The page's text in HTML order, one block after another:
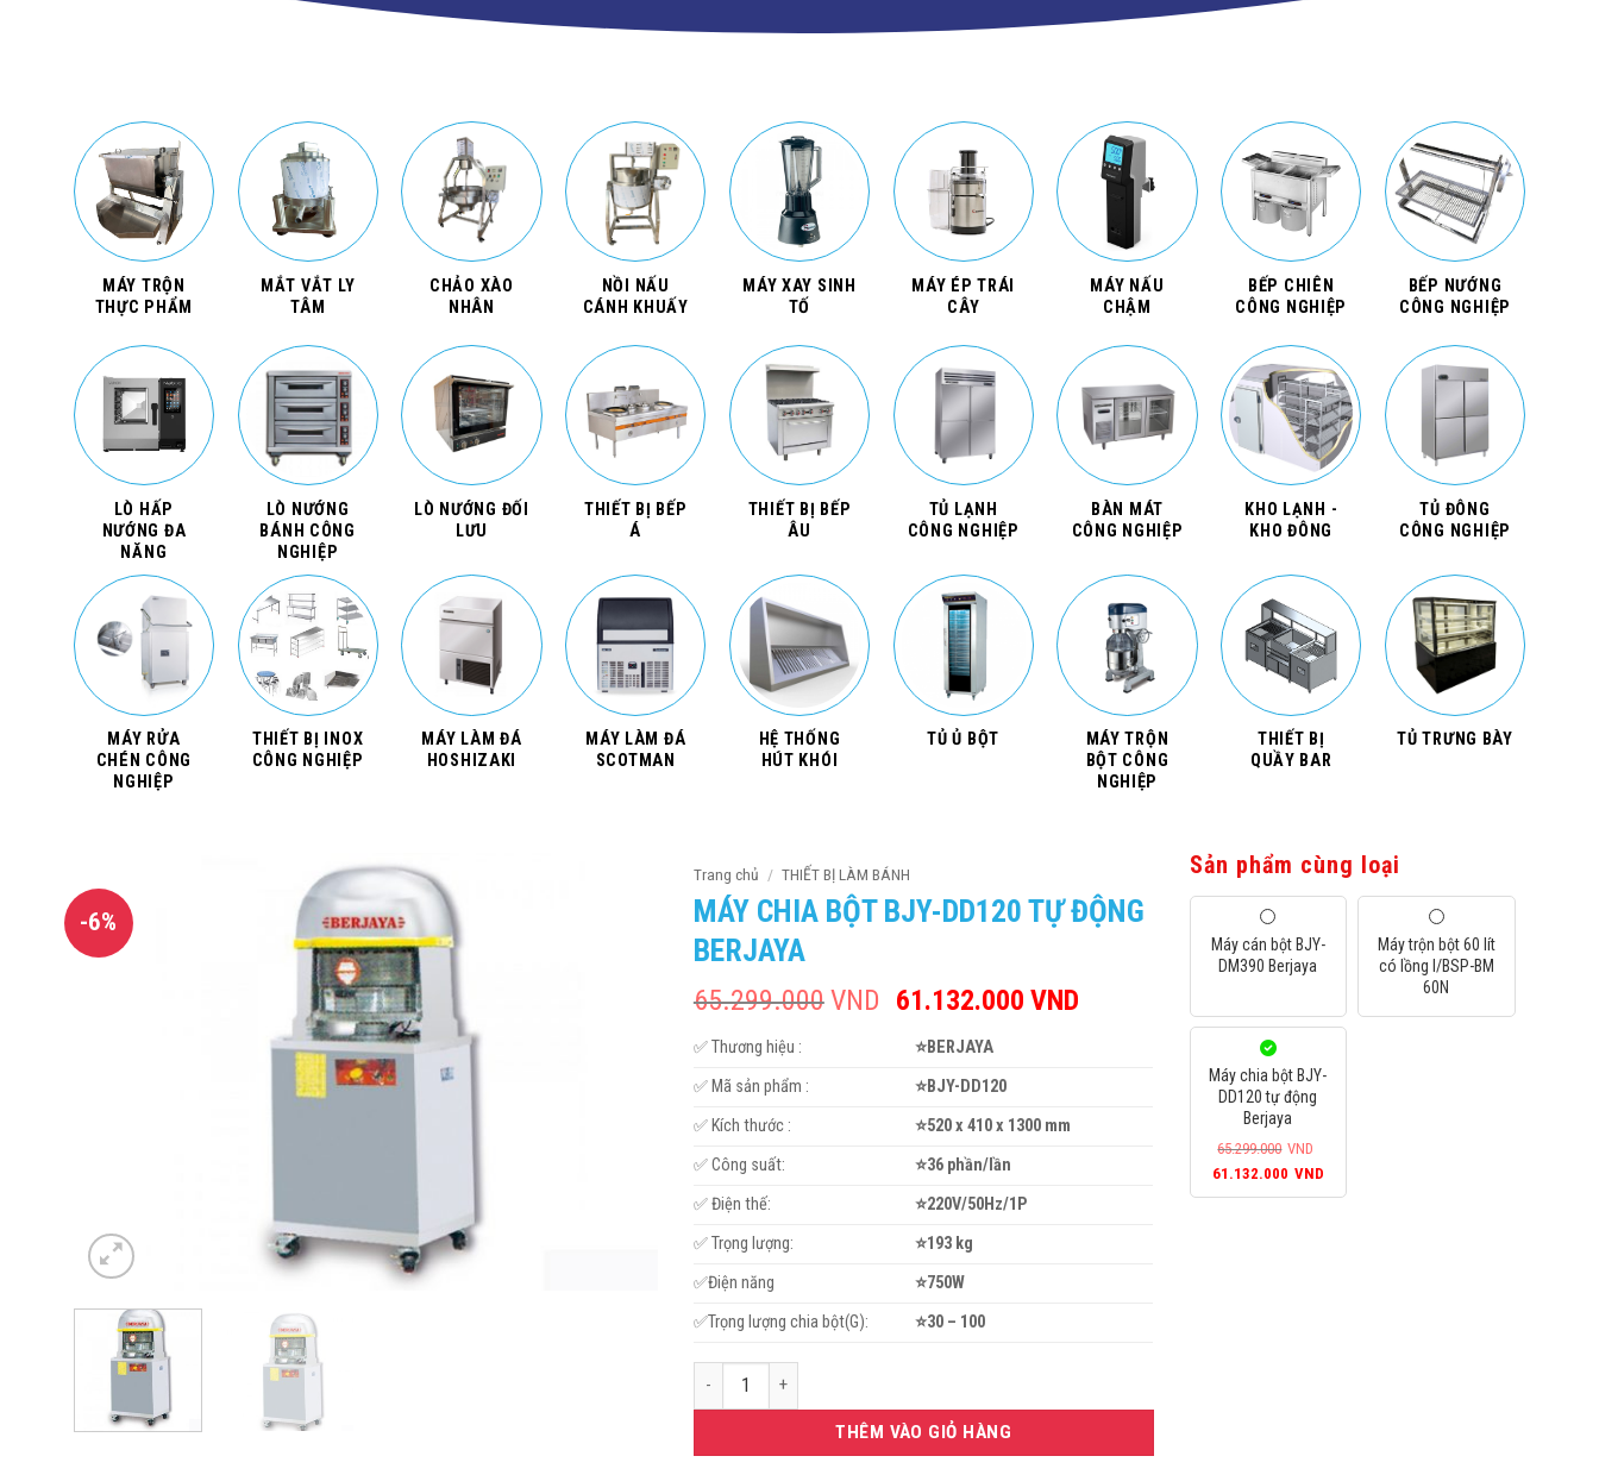
MÁY TRỘN
THỰC PHẨM
MẮT VẮT LY
TÂM
CHẢO XÀO
NHÂN
NỒI NẤU
CÁNH KHUẤY
MÁY XAY SINH
TỐ
MÁY ÉP TRÁI
CÂY
MÁY NẤU
CHẬM
BẾP CHIÊN
CÔNG NGHIỆP
BẾP NƯỚNG
CÔNG NGHIỆP
LÒ HẤP
NƯỚNG ĐA
NĂNG
LÒ NƯỚNG
BÁNH CÔNG
NGHIỆP
LÒ NƯỚNG ĐỐI
LƯU
THIẾT BỊ BẾP
Á
THIẾT BỊ BẾP
ÂU
TỦ LẠNH
CÔNG NGHIỆP
BÀN MÁT
CÔNG NGHIỆP
KHO LẠNH -
KHO ĐÔNG
TỦ ĐÔNG
CÔNG NGHIỆP
MÁY RỬA
CHÉN CÔNG
NGHIỆP
THIẾT BỊ INOX
CÔNG NGHIỆP
MÁY LÀM ĐÁ
HOSHIZAKI
MÁY LÀM ĐÁ
SCOTMAN
HỆ THỐNG
HÚT KHÓI
TỦ Ủ BỘT
MÁY TRỘN
BỘT CÔNG
NGHIỆP
THIẾT BỊ
QUẦY BAR
TỦ TRƯNG BÀY
-6%
Trang chủ / THIẾT BỊ LÀM BÁNH
MÁY CHIA BỘT BJY-DD120 TỰ ĐỘNG
BERJAYA
65.299.000VND Giá
là:
65.299.000VND.
61.132.000 VND
61.132.000VND.
✅ Thương hiệu :
⭐BERJAYA
✅ Mã sản phẩm :
⭐BJY-DD120
✅ Kích thước :
⭐520 x 410 x 1300 mm
✅ Công suất:
⭐36 phần/lần
✅ Điện thế:
⭐220V/50Hz/1P
✅ Trọng lượng:
⭐193 kg
✅Điện năng
⭐750W
✅Trọng lượng chia bột(G):
⭐30 – 100
Máy chia bột BJY-DD120 tự động Berjaya số lượng
THÊM VÀO GIỎ HÀNG
Sản phẩm cùng loại
Máy cán bột BJY-
DM390 Berjaya
Máy trộn bột 60 lít
có lồng I/BSP-BM
60N
Máy chia bột BJY-
DD120 tự động
Berjaya
65.299.000 VND
Giá
gốc
61.132.000 VND
hiện